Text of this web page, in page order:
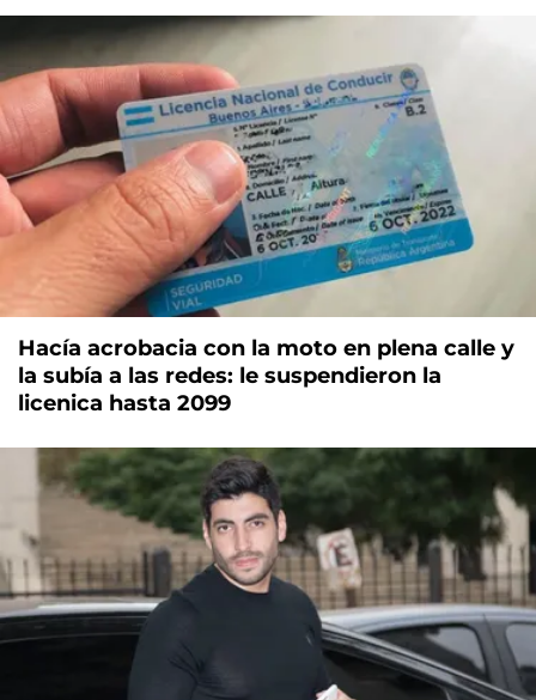
Hacía acrobacia con la moto en plena calle y
la subía a las redes: le suspendieron la
licenica hasta 2099